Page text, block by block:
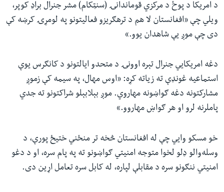
د امریکا د پوځ د مرکزي قوماندانۍ (سنټکام) مشر جنرال براډ کوپر،
ویلي چې «افغانستان لا هم د ترهګریزو فعالیتونو په لومړۍ کرښه کې
دی چې موږ یې شاهدان یوو.»
دغه امریکايي جنرال تېره اوونۍ د متحدو ایالتونو د کانګرس یوې
استماعیه غونډې ته زیاته کړه: «اوس مهال، په سیمه کې زموږ
مشارکتونه دغه ګواښونه مهاروي. موږ بېلابېلو شراکتونو ته جدي
پاملرنه لرو او هر ګواښ مهاروو.»
خو مسکو وایي چې له افغانستان څخه تر منځني ختیځ پورې، د
وسله‌والو ډلو لخوا متوجه امنیتي ګواښونو ته په پام سره، او د دغو
امنیتي ننګونو سره د مقابلې لپاره، له کابل سره تعامل اړین دی.